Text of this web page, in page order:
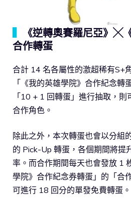
《逆轉奧賽羅尼亞》╳
合作轉蛋
合計 14 名各屬性的激超稀有S+
「《我的英雄學院》合作紀念轉
「10 + 1 回轉蛋」進行抽取，
合作角色。
除此之外，本次轉蛋也會以分組
的 Pick-Up 轉蛋，各個期間將提
率。而合作期間每天也會發放 1
學院》合作紀念券轉蛋」的「合
可進行 18 回分的單發免費轉蛋。